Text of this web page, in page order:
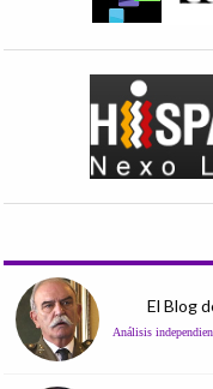
El Blog
Análisis